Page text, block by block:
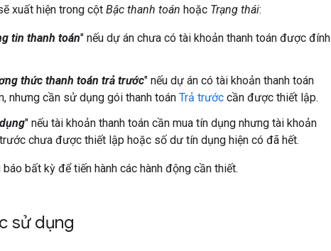
xuất hiện trong cột Bậc thanh toán hoặc Trạng thái:
tin thanh toán" nếu dự án chưa có tài khoản thanh toán được đính
thức thanh toán trả trước" nếu dự án có tài khoản thanh toán
nhưng cần sử dụng gói thanh toán Trả trước cần được thiết lập.
" nếu tài khoản thanh toán cần mua tín dụng nhưng tài khoản
chưa được thiết lập hoặc số dư tín dụng hiện có đã hết.
bất kỳ để tiến hành các hành động cần thiết.
sử dụng